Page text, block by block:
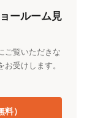
ールーム見
ご覧いただきな
受けします。
）